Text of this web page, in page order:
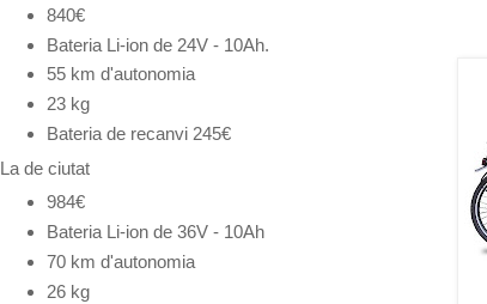
840€
BateriaLi-ion de 24V - 10Ah.
55 km d'autonomia
23 kg
Bateria de recanvi 245€
La de ciutat
984€
Bateria Li-ion de 36V - 10Ah
70 km d'autonomia
26 kg